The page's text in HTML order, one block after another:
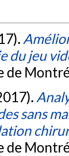
du jeu
de
sans
de